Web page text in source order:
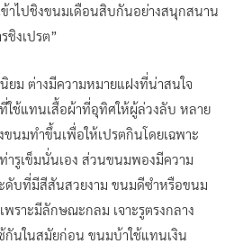
าไปชิงขนมเดือนสิบกันอย่างสนุกสนาน
ชิงเปรต”
ม ต่างมีความหมายแฝงที่น่าสนใจ
ใช้แทนเสื้อผ้าที่อุทิศให้ผู้ล่วงลับ หลาย
ขนมทำขึ้นเพื่อให้เปรตกินโดยเฉพาะ
ท่ารูเข็มนั่นเอง ส่วนขนมพองมีความ
ดับที่มีสีสันสวยงาม ขนมดีซำหรือขนม
พราะมีลักษณะกลม เจาะรูตรงกลาง
กันในสมัยก่อน ขนมบ้าใช้แทนเงิน